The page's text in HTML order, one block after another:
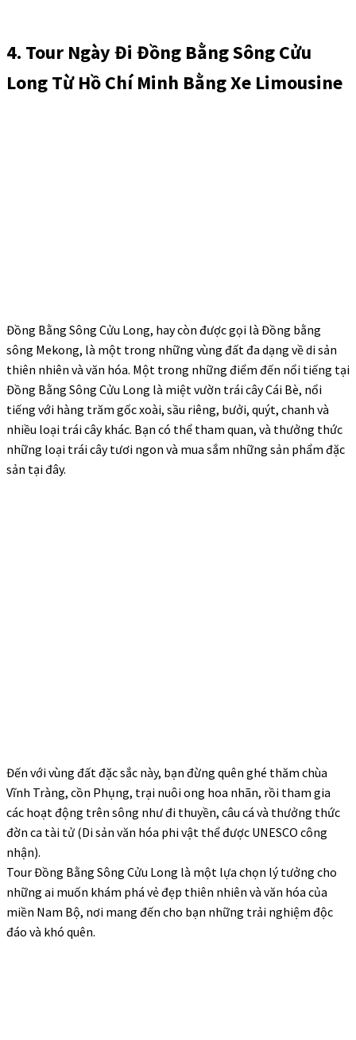
4. Tour Ngày Đi Đồng Bằng Sông Cửu
Long Từ Hồ Chí Minh Bằng Xe Limousine
Đồng Bằng Sông Cửu Long, hay còn được gọi là Đồng bằng
sông Mekong, là một trong những vùng đất đa dạng về di sản
thiên nhiên và văn hóa. Một trong những điểm đến nổi tiếng tại
Đồng Bằng Sông Cửu Long là miệt vườn trái cây Cái Bè, nổi
tiếng với hàng trăm gốc xoài, sầu riêng, bưởi, quýt, chanh và
nhiều loại trái cây khác. Bạn có thể tham quan, và thưởng thức
những loại trái cây tươi ngon và mua sắm những sản phẩm đặc
sản tại đây.
Đến với vùng đất đặc sắc này, bạn đừng quên ghé thăm chùa
Vĩnh Tràng, cồn Phụng, trại nuôi ong hoa nhãn, rồi tham gia
các hoạt động trên sông như đi thuyền, câu cá và thưởng thức
đờn ca tài tử (Di sản văn hóa phi vật thể được UNESCO công
nhận).
Tour Đồng Bằng Sông Cửu Long là một lựa chọn lý tưởng cho
những ai muốn khám phá vẻ đẹp thiên nhiên và văn hóa của
miền Nam Bộ, nơi mang đến cho bạn những trải nghiệm độc
đáo và khó quên.